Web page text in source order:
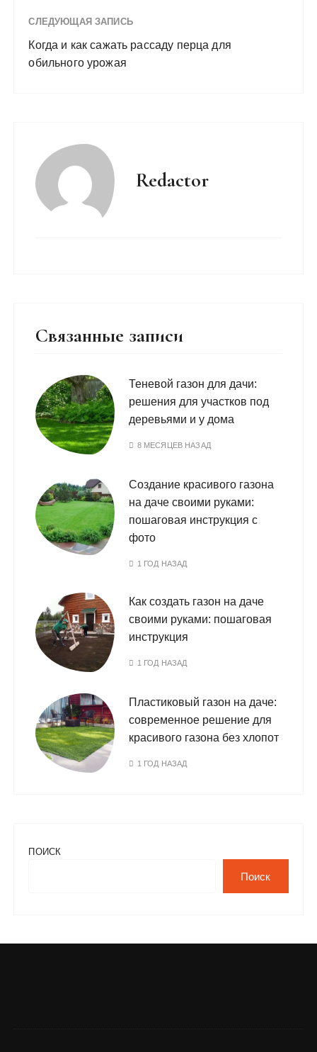
СЛЕДУЮЩАЯ ЗАПИСЬ
Когда и как сажать рассаду перца для
обильного урожая
Redactor
Связанные записи
Теневой газон для дачи:
решения для участков под
деревьями и у дома
8 МЕСЯЦЕВ НАЗАД
Создание красивого газона
на даче своими руками:
пошаговая инструкция с
фото
1 ГОД НАЗАД
Как создать газон на даче
своими руками: пошаговая
инструкция
1 ГОД НАЗАД
Пластиковый газон на даче:
современное решение для
красивого газона без хлопот
1 ГОД НАЗАД
ПОИСК
Поиск